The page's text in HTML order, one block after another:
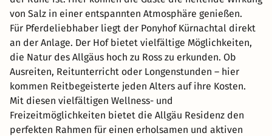
von Salz in einer entspannten Atmosphäre genießen.
Für Pferdeliebhaber liegt der Ponyhof Kürnachtal direkt
an der Anlage. Der Hof bietet vielfältige Möglichkeiten,
die Natur des Allgäus hoch zu Ross zu erkunden. Ob
Ausreiten, Reitunterricht oder Longenstunden – hier
kommen Reitbegeisterte jeden Alters auf ihre Kosten.
Mit diesen vielfältigen Wellness- und
Freizeitmöglichkeiten bietet die Allgäu Residenz den
perfekten Rahmen für einen erholsamen und aktiven